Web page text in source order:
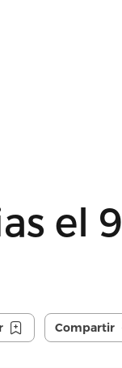
el 9
Compartir